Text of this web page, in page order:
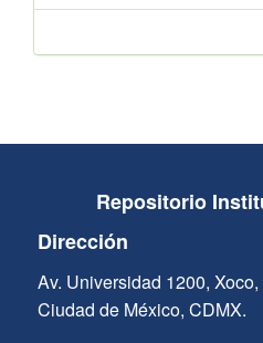
Repositorio
Dirección
Av. Universidad 1200,
Ciudad de México, CDMX.